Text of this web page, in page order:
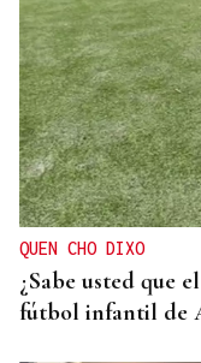
ÁLBUM DE FOTOS
Galería | Mario
España,
el Foro La Región
QUEN CHO DIXO
¿Sabe usted que
fútbol infantil de